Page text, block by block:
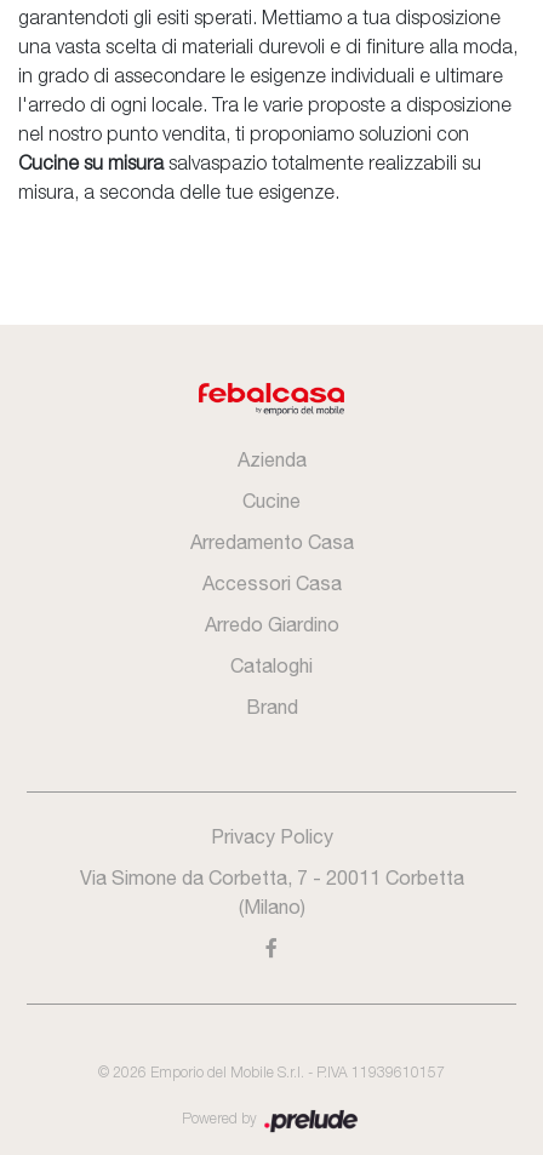
garantendoti gli esiti sperati. Mettiamo a tua disposizione
una vasta scelta di materiali durevoli e di finiture alla moda,
in grado di assecondare le esigenze individuali e ultimare
l'arredo di ogni locale. Tra le varie proposte a disposizione
nel nostro punto vendita, ti proponiamo soluzioni con
Cucine su misurasalvaspazio totalmente realizzabili su
misura, a seconda delle tue esigenze.
Azienda
Cucine
Arredamento Casa
Accessori Casa
Arredo Giardino
Cataloghi
Brand
Privacy Policy
Via Simone da Corbetta, 7 - 20011 Corbetta
(Milano)
© 2026 Emporio del Mobile S.r.l. - P.IVA 11939610157
Powered by